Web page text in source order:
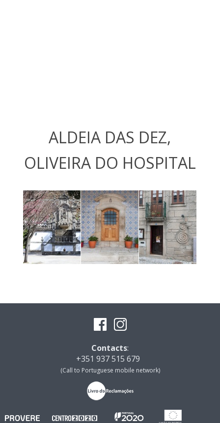
ALDEIA DAS DEZ,
OLIVEIRA DO HOSPITAL
Contacts:
+351 937 515 679
(Call to Portuguese mobile network)